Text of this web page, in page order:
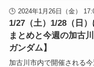
2024年1月26日（金）
1/27（土）1/28（日
まとめと今週の加古
ガンダム】
加古川市内で開催される